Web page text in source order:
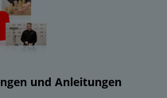
und Anleitungen